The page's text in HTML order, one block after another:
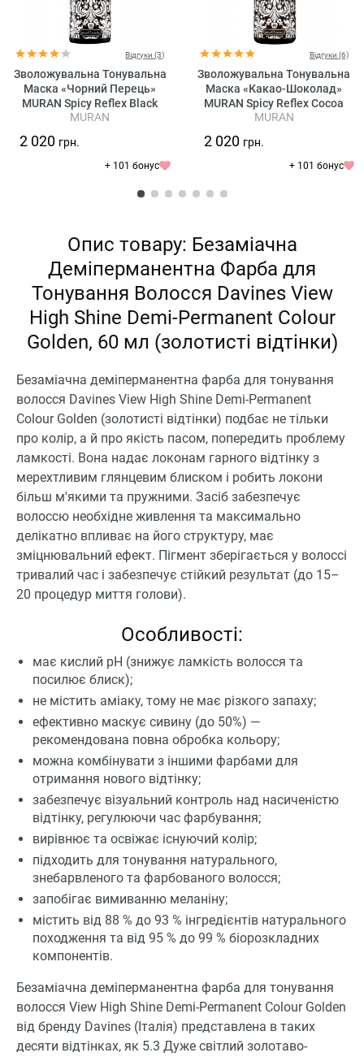
Відгуки (3)
Зволожувальна Тонувальна
Маска «Чорний Перець»
MURAN Spicy Reflex Black
Pepper Hydrating Colouring
MURAN
2 020 грн.
+ 101 бонус
Відгуки (6)
Зволожувальна Тонувальна
Маска «Какао-Шоколад»
MURAN Spicy Reflex Cocoa
Chocolate Hydrating Colouring
MURAN
2 020 грн.
+ 101 бонус
Опис товару: Безаміачна
Деміперманентна Фарба для
Тонування Волосся Davines View
High Shine Demi-Permanent Colour
Golden, 60 мл (золотисті відтінки)
Безаміачна деміперманентна фарба для тонування
волосся Davines View High Shine Demi-Permanent
Colour Golden (золотисті відтінки) подбає не тільки
про колір, а й про якість пасом, попередить проблему
ламкості. Вона надає локонам гарного відтінку з
мерехтливим глянцевим блиском і робить локони
більш м'якими та пружними. Засіб забезпечує
волоссю необхідне живлення та максимально
делікатно впливає на його структуру, має
зміцнювальний ефект. Пігмент зберігається у волоссі
тривалий час і забезпечує стійкий результат (до 15–
20 процедур миття голови).
Особливості:
має кислий pH (знижує ламкість волосся та
посилює блиск);
не містить аміаку, тому не має різкого запаху;
ефективно маскує сивину (до 50%) —
рекомендована повна обробка кольору;
можна комбінувати з іншими фарбами для
отримання нового відтінку;
забезпечує візуальний контроль над насиченістю
відтінку, регулюючи час фарбування;
вирівнює та освіжає існуючий колір;
підходить для тонування натурального,
знебарвленого та фарбованого волосся;
запобігає вимиванню меланіну;
містить від 88 % до 93 % інгредієнтів натурального
походження та від 95 % до 99 % біорозкладних
компонентів.
Безаміачна деміперманентна фарба для тонування
волосся View High Shine Demi-Permanent Colour Golden
від бренду Davines (Італія) представлена в таких
десяти відтінках, як 5.3 Дуже світлий золотаво-